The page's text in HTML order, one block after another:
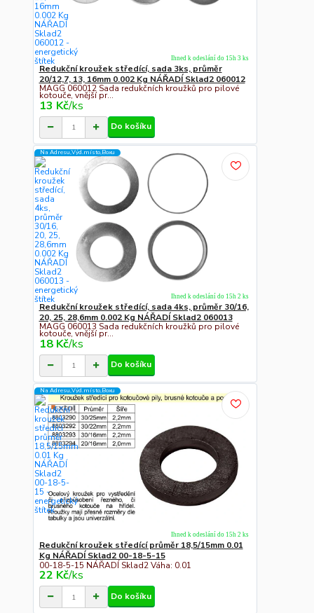
Redukční kroužek středící, sada 3ks, průměr
20/12,7, 13, 16mm 0.002 Kg NÁŘADÍ Sklad2 060012
MAGG 060012 Sada redukčních kroužků pro pilové
kotouče, vnější pr...
13 Kč/ks
Ihned k odeslání do 15h 3 ks
Do košíku
Na Adresu,Výd.místo,Boxu
Redukční kroužek středící, sada 4ks, průměr 30/16,
20, 25, 28,6mm 0.002 Kg NÁŘADÍ Sklad2 060013
MAGG 060013 Sada redukčních kroužků pro pilové
kotouče, vnější pr...
18 Kč/ks
Ihned k odeslání do 15h 2 ks
Do košíku
Na Adresu,Výd.místo,Boxu
Redukční kroužek středící průměr 18,5/15mm 0.01
Kg NÁŘADÍ Sklad2 00-18-5-15
00-18-5-15 NÁŘADÍ Sklad2 Váha: 0.01
22 Kč/ks
Ihned k odeslání do 15h 2 ks
Do košíku